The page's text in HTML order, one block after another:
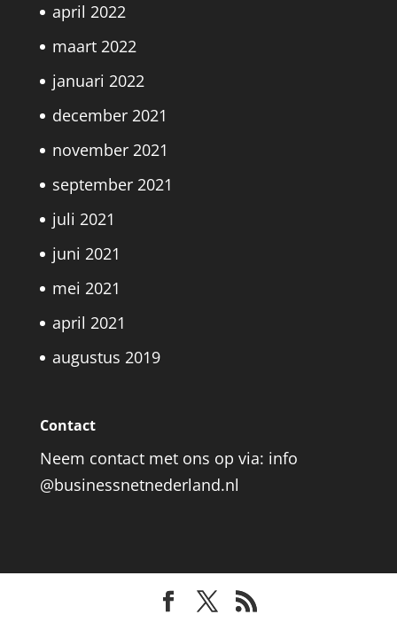
april 2022
maart 2022
januari 2022
december 2021
november 2021
september 2021
juli 2021
juni 2021
mei 2021
april 2021
augustus 2019
Contact
Neem contact met ons op via: info
@businessnetnederland.nl